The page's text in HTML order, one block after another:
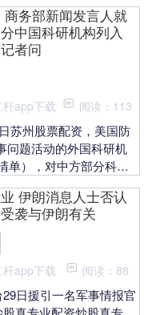
务部新闻发言人就
中国科研机构列入
者问
app下载 阅读：113
苏州股票配资，美国防
问题活动的外国科研机
单），对中方部分科研
伊朗消息人士否认
袭与伊朗有关
app下载 阅读：88
日援引一名军事情报官